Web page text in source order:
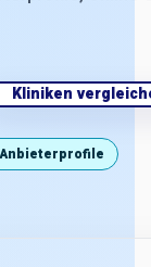
Kliniken